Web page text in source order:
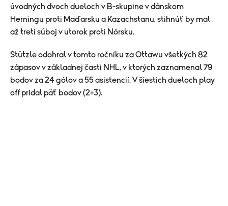
úvodných dvoch dueloch v B-skupine v dánskom
Herningu proti Maďarsku a Kazachstanu, stihnúť by mal
až tretí súboj v utorok proti Nórsku.
Stützle odohral v tomto ročníku za Ottawu všetkých 82
zápasov v základnej časti NHL, v ktorých zaznamenal 79
bodov za 24 gólov a 55 asistencií. V šiestich dueloch play
off pridal päť bodov (2+3).